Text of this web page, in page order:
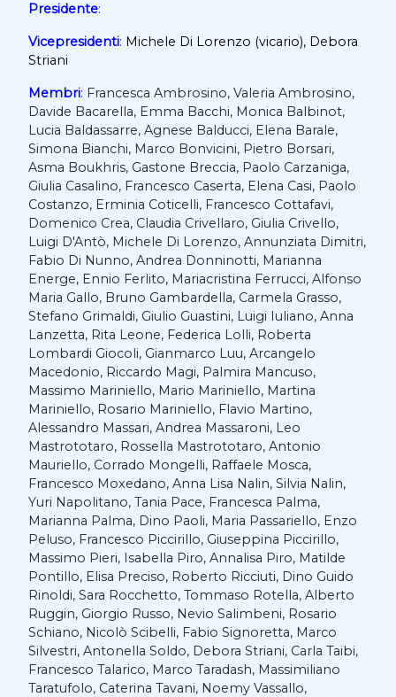
Presidente:
Vicepresidenti: Michele Di Lorenzo (vicario), Debora
Striani
Membri: Francesca Ambrosino, Valeria Ambrosino,
Davide Bacarella, Emma Bacchi, Monica Balbinot,
Lucia Baldassarre, Agnese Balducci, Elena Barale,
Simona Bianchi, Marco Bonvicini, Pietro Borsari,
Asma Boukhris, Gastone Breccia, Paolo Carzaniga,
Giulia Casalino, Francesco Caserta, Elena Casi, Paolo
Costanzo, Erminia Coticelli, Francesco Cottafavi,
Domenico Crea, Claudia Crivellaro, Giulia Crivello,
Luigi D'Antò, Michele Di Lorenzo, Annunziata Dimitri,
Fabio Di Nunno, Andrea Donninotti, Marianna
Energe, Ennio Ferlito, Mariacristina Ferrucci, Alfonso
Maria Gallo, Bruno Gambardella, Carmela Grasso,
Stefano Grimaldi, Giulio Guastini, Luigi Iuliano, Anna
Lanzetta, Rita Leone, Federica Lolli, Roberta
Lombardi Giocoli, Gianmarco Luu, Arcangelo
Macedonio, Riccardo Magi, Palmira Mancuso,
Massimo Mariniello, Mario Mariniello, Martina
Mariniello, Rosario Mariniello, Flavio Martino,
Alessandro Massari, Andrea Massaroni, Leo
Mastrototaro, Rossella Mastrototaro, Antonio
Mauriello, Corrado Mongelli, Raffaele Mosca,
Francesco Moxedano, Anna Lisa Nalin, Silvia Nalin,
Yuri Napolitano, Tania Pace, Francesca Palma,
Marianna Palma, Dino Paoli, Maria Passariello, Enzo
Peluso, Francesco Piccirillo, Giuseppina Piccirillo,
Massimo Pieri, Isabella Piro, Annalisa Piro, Matilde
Pontillo, Elisa Preciso, Roberto Ricciuti, Dino Guido
Rinoldi, Sara Rocchetto, Tommaso Rotella, Alberto
Ruggin, Giorgio Russo, Nevio Salimbeni, Rosario
Schiano, Nicolò Scibelli, Fabio Signoretta, Marco
Silvestri, Antonella Soldo, Debora Striani, Carla Taibi,
Francesco Talarico, Marco Taradash, Massimiliano
Taratufolo, Caterina Tavani, Noemy Vassallo,